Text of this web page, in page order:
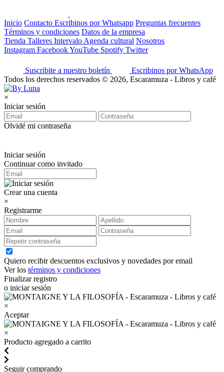
Inicio Contacto Escribinos por Whatsapp Preguntas frecuentes
Términos y condiciones Datos de la empresa
Tienda Talleres Intervalo Agenda cultural Nosotros
Instagram FacebookYouTube Spotify Twitter
Suscribite a nuestro boletín
Escribinos por WhatsApp
Todos los derechos reservados © 2026, Escaramuza - Libros y café
×
Iniciar sesión
Olvidé mi contraseña
Iniciar sesión
Continuar como invitado
Crear una cuenta
×
Registrarme
Quiero recibir descuentos exclusivos y novedades por email
Ver los términos y condiciones
Finalizar registro
o iniciar sesión
×
Aceptar
×
Producto agregado a carrito
Seguir comprando